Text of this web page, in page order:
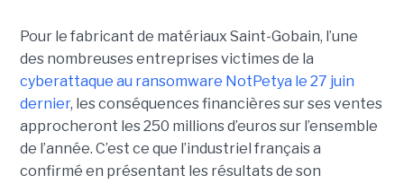
Pour le fabricant de matériaux Saint-Gobain, l’une
des nombreuses entreprises victimes de la
cyberattaque au ransomware NotPetya le 27 juin
dernier, les conséquences financières sur ses ventes
approcheront les 250 millions d’euros sur l’ensemble
de l’année. C’est ce que l’industriel français a
confirmé en présentant les résultats de son